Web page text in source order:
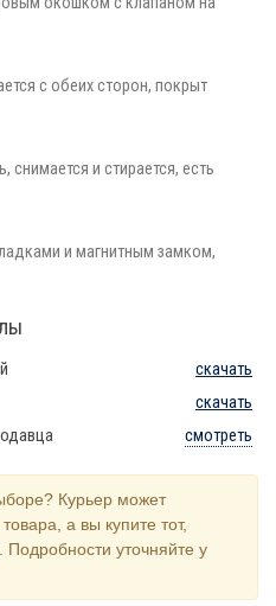
с обеих сторон, покрыт
снимается и стирается, есть
и магнитным замком,
скачать
скачать
смотреть
Курьер может
а вы купите тот,
уточняйте у